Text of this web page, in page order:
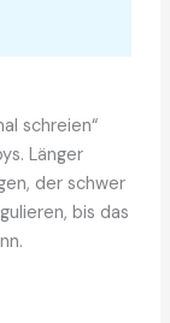
schreien“
Länger
der schwer
bis das